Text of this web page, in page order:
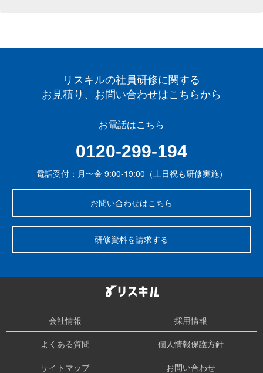
リスキルの社員研修に関する
お見積り、お問い合わせはこちらから
お電話はこちら
0120-299-194
電話受付：月〜金 9:00-19:00（土日祝も研修実施）
お問い合わせはこちら
研修資料を請求する
会社情報
採用情報
よくある質問
個人情報保護方針
サイトマップ
お問い合わせ